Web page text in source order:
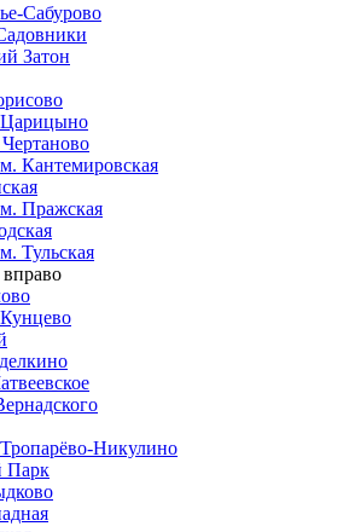
Сабурово
Затон
Царицыно
Кантемировская
Пражская
Тульская
Никулино
Парк